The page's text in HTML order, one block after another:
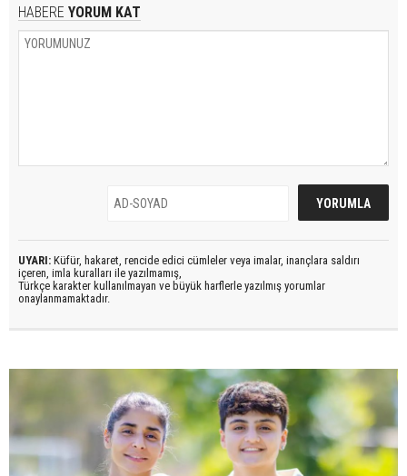
HABERE YORUM KAT
UYARI: Küfür, hakaret, rencide edici cümleler veya imalar, inançlara saldırı
içeren, imla kuralları ile yazılmamış,
Türkçe karakter kullanılmayan ve büyük harflerle yazılmış yorumlar
onaylanmamaktadır.